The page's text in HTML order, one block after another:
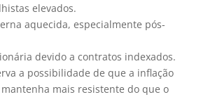
elevados.
aquecida, especialmente pós-
devido a contratos indexados.
a possibilidade de que a inflação
mais resistente do que o